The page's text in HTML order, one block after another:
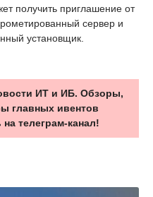
получить приглашение от
сервер и
установщик.
ИТ и ИБ. Обзоры,
главных ивентов
телеграм-канал!